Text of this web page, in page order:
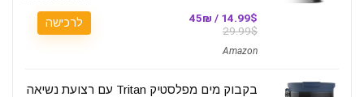
14.99$ / 45₪
29.99$
Amazon
לרכישה
בקבוק מים מפלסטיק Tritan עם רצועת נשיאה